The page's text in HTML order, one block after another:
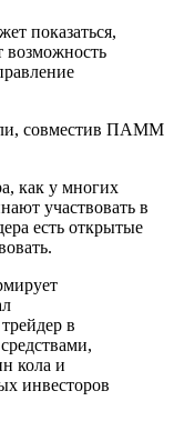
показаться,
возможность
совместив ПАММ
как у многих
участвовать в
есть открытые
в
кола и
инвесторов